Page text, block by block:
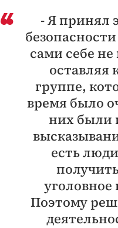
- Я принял
сами себе
оставляя
группе,
время было
них были
есть
уголовное
Поэтому